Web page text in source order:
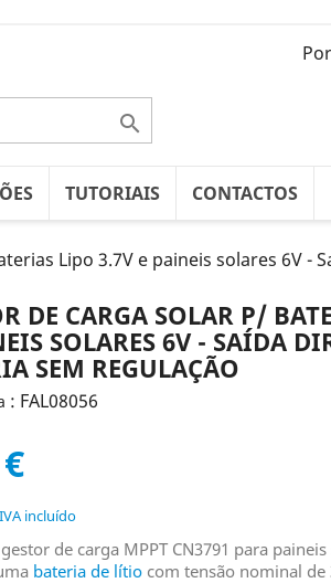

TUTORIAIS CONTACTOS
Lipo 3.7V e paineis solares 6V -
DE CARGA SOLAR P/
SOLARES 6V - SAÍDA
SEM REGULAÇÃO
: FAL08056
incluído
de carga MPPT CN3791 para
bateria de lítio com tensão nominal de